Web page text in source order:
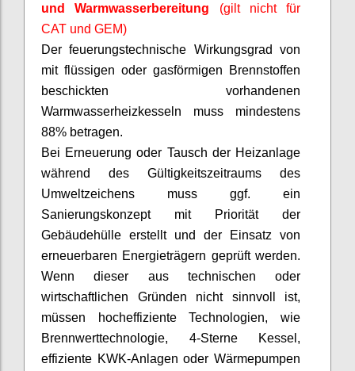
und Warmwasserbereitung (gilt nicht für
CAT und GEM)
Der feuerungstechnische Wirkungsgrad von
mit flüssigen oder gasförmigen Brennstoffen
beschickten vorhandenen
Warmwasserheizkesseln muss mindestens
88% betragen.
Bei Erneuerung oder Tausch der Heizanlage
während des Gültigkeitszeitraums des
Umweltzeichens muss ggf. ein
Sanierungskonzept mit Priorität der
Gebäudehülle erstellt und der Einsatz von
erneuerbaren Energieträgern geprüft werden.
Wenn dieser aus technischen oder
wirtschaftlichen Gründen nicht sinnvoll ist,
müssen hocheffiziente Technologien, wie
Brennwerttechnologie, 4-Sterne Kessel,
effiziente KWK-Anlagen oder Wärmepumpen